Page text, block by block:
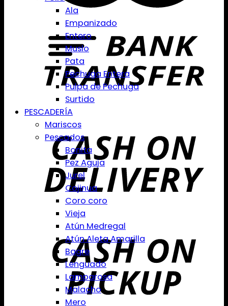
Ala
Empanizado
Entero
Muslo
Pata
Pechuga Entera
Pulpa de Pechuga
Surtido
PESCADERÍA
Mariscos
Pescados
Bonita
Pez Aguja
Jurel
Cojinua
Coro coro
Vieja
Atún Medregal
Atún Aleta Amarilla
Bagre
Lenguado
Lamparosa
Malacho
Mero